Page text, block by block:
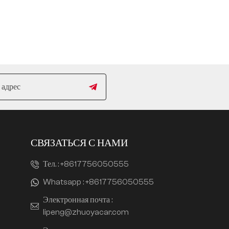
СВЯЗАТЬСЯ С НАМИ
Тел. :+8617756050555
Whatsapp :+8617756050555
Электронная почта :
lipeng@zhuoyacar.com